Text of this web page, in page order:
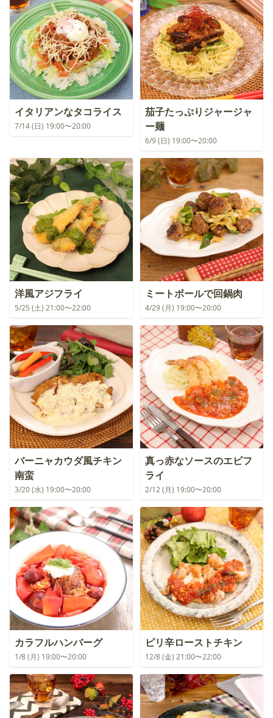
イタリアンなタコライス
7/14 (日) 19:00〜20:00
茄子たっぷりジャージャ
ー麺
6/9 (日) 19:00〜20:00
洋風アジフライ
5/25 (土) 21:00〜22:00
ミートボールで回鍋肉
4/29 (月) 19:00〜20:00
バーニャカウダ風チキン
南蛮
3/20 (水) 19:00〜20:00
真っ赤なソースのエビフ
ライ
2/12 (月) 19:00〜20:00
カラフルハンバーグ
1/8 (月) 19:00〜20:00
ピリ辛ローストチキン
12/8 (金) 21:00〜22:00